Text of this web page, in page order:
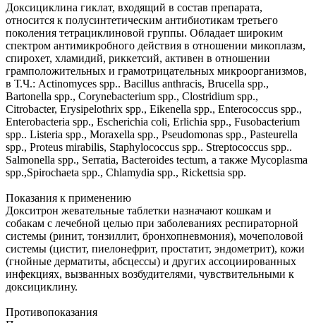
Доксициклина гиклат, входящий в состав препарата,
относится к полусинтетическим антибиотикам третьего
поколения тетрациклиновой группы. Обладает широким
спектром антимикробного действия в отношении микоплазм,
спирохет, хламидий, риккетсий, активен в отношении
грамположительных и грамотрицательных микроорганизмов,
в Т.Ч.: Actinomyces spp.. Bacillus anthracis, Brucella spp.,
Bartonella spp., Corynebacterium spp., Clostridium spp.,
Citrobacter, Erysipelothrix spp., Eikenella spp., Enterococcus spp.,
Enterobacteria spp., Escherichia coli, Erlichia spp., Fusobacterium
spp.. Listeria spp., Moraxella spp., Pseudomonas spp., Pasteurella
spp., Proteus mirabilis, Staphylococcus spp.. Streptococcus spp..
Salmonella spp., Serratia, Bacteroides tectum, a также Mycoplasma
spp.,Spirochaeta spp., Chlamydia spp., Rickettsia spp.
Показания к применению
Докситрон жевательные таблетки назначают кошкам и
собакам с лечебной целью при заболеваниях респираторной
системы (ринит, тонзиллит, бронхопневмония), мочеполовой
системы (цистит, пиелонефрит, простатит, эндометрит), кожи
(гнойные дерматиты, абсцессы) и других ассоциированных
инфекциях, вызванных возбудителями, чувствительными к
доксициклину.
Противопоказания